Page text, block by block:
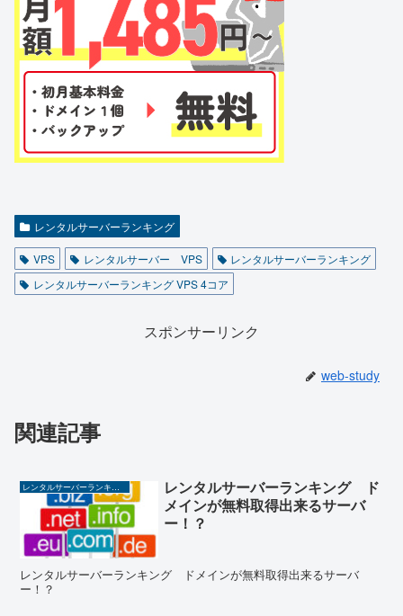
レンタルサーバーランキング
VPS レンタルサーバー VPS
レンタルサーバーランキング
レンタルサーバーランキング VPS 4コア
スポンサーリンク
web-study
関連記事
レンタルサーバーランキング
レンタルサーバーランキング ド
メインが無料取得出来るサーバ
ー！？
レンタルサーバーランキング ドメインが無料取得出来るサーバ
ー！？